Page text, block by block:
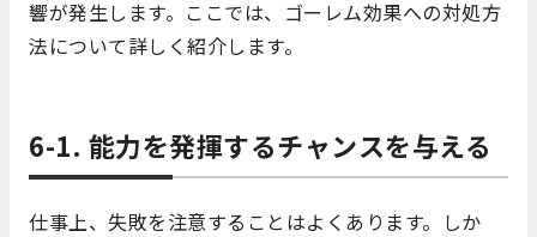
響が発生します。ここでは、ゴーレム効果への対処方
法について詳しく紹介します。
6-1. 能力を発揮するチャンスを与える
仕事上、失敗を注意することはよくあります。しか